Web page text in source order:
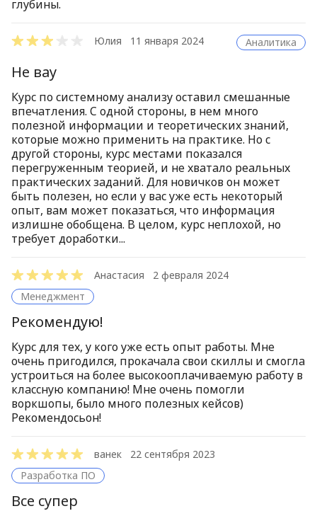
глубины.
Юлия 11 января 2024 Аналитика
Не вау
Курс по системному анализу оставил смешанные
впечатления. С одной стороны, в нем много
полезной информации и теоретических знаний,
которые можно применить на практике. Но с
другой стороны, курс местами показался
перегруженным теорией, и не хватало реальных
практических заданий. Для новичков он может
быть полезен, но если у вас уже есть некоторый
опыт, вам может показаться, что информация
излишне обобщена. В целом, курс неплохой, но
требует доработки...
Анастасия
2 февраля 2024
Менеджмент
Рекомендую!
Курс для тех, у кого уже есть опыт работы. Мне
очень пригодился, прокачала свои скиллы и смогла
устроиться на более высокооплачиваемую работу в
классную компанию! Мне очень помогли
воркшопы, было много полезных кейсов)
Рекомендосьон!
ванек
22 сентября 2023
Разработка ПО
Все супер